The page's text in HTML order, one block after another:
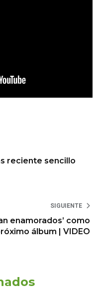
reciente sencillo
SIGUIENTE
enamorados’ como
álbum | VIDEO